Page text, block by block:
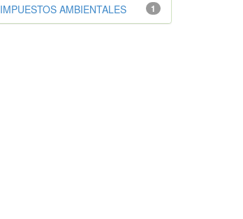
1
IMPUESTOS AMBIENTALES